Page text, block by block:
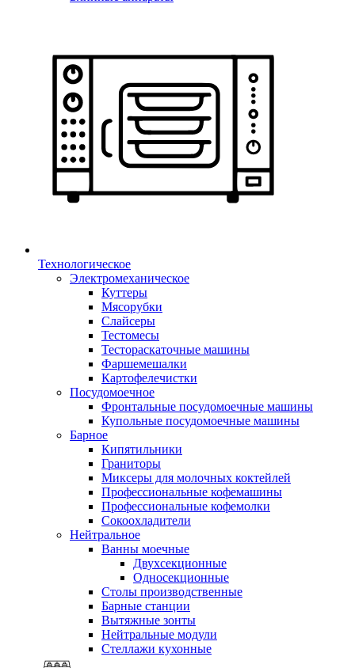
Технологическое
Электромеханическое
Куттеры
Мясорубки
Слайсеры
Тестомесы
Тестораскаточные машины
Фаршемешалки
Картофелечистки
Посудомоечное
Фронтальные посудомоечные машины
Купольные посудомоечные машины
Барное
Кипятильники
Граниторы
Миксеры для молочных коктейлей
Профессиональные кофемашины
Профессиональные кофемолки
Сокоохладители
Нейтральное
Ванны моечные
Двухсекционные
Односекционные
Столы производственные
Барные станции
Вытяжные зонты
Нейтральные модули
Стеллажи кухонные